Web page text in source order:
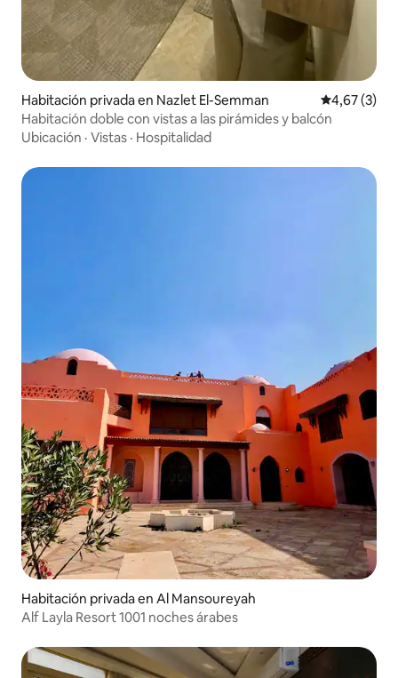
Habitación privada en Nazlet El-Semman Calificación
4,67 (3)
Habitación doble con vistas a las pirámides y balcón
Ubicación · Vistas · Hospitalidad
Habitación privada en Al Mansoureyah
Alf Layla Resort 1001 noches árabes